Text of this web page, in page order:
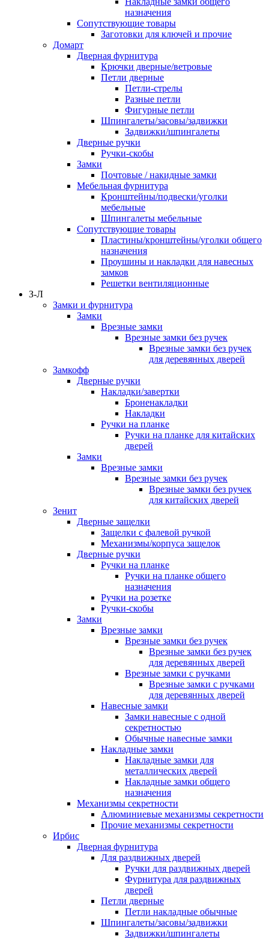
назначения
Сопутствующие товары
Заготовки для ключей и прочие
Домарт
Дверная фурнитура
Крючки дверные/ветровые
Петли дверные
Петли-стрелы
Разные петли
Фигурные петли
Шпингалеты/засовы/задвижки
Задвижки/шпингалеты
Дверные ручки
Ручки-скобы
Замки
Почтовые / накидные замки
Мебельная фурнитура
Кронштейны/подвески/уголки
мебельные
Шпингалеты мебельные
Сопутствующие товары
Пластины/кронштейны/уголки общего
назначения
Проушины и накладки для навесных
замков
Решетки вентиляционные
З-Л
Замки и фурнитура
Замки
Врезные замки
Врезные замки без ручек
Врезные замки без ручек
для деревянных дверей
Замкофф
Дверные ручки
Накладки/завертки
Броненакладки
Накладки
Ручки на планке
Ручки на планке для китайских
дверей
Замки
Врезные замки
Врезные замки без ручек
Врезные замки без ручек
для китайских дверей
Зенит
Дверные защелки
Защелки с фалевой ручкой
Механизмы/корпуса защелок
Дверные ручки
Ручки на планке
Ручки на планке общего
назначения
Ручки на розетке
Ручки-скобы
Замки
Врезные замки
Врезные замки без ручек
Врезные замки без ручек
для деревянных дверей
Врезные замки с ручками
Врезные замки с ручками
для деревянных дверей
Навесные замки
Замки навесные с одной
секретностью
Обычные навесные замки
Накладные замки
Накладные замки для
металлических дверей
Накладные замки общего
назначения
Механизмы секретности
Алюминиевые механизмы секретности
Прочие механизмы секретности
Ирбис
Дверная фурнитура
Для раздвижных дверей
Ручки для раздвижных дверей
Фурнитура для раздвижных
дверей
Петли дверные
Петли накладные обычные
Шпингалеты/засовы/задвижки
Задвижки/шпингалеты